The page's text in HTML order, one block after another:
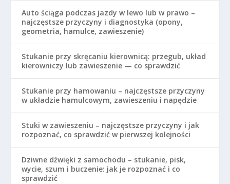
Auto ściąga podczas jazdy w lewo lub w prawo –
najczęstsze przyczyny i diagnostyka (opony,
geometria, hamulce, zawieszenie)
Stukanie przy skręcaniu kierownicą: przegub, układ
kierowniczy lub zawieszenie — co sprawdzić
Stukanie przy hamowaniu – najczęstsze przyczyny
w układzie hamulcowym, zawieszeniu i napędzie
Stuki w zawieszeniu – najczęstsze przyczyny i jak
rozpoznać, co sprawdzić w pierwszej kolejności
Dziwne dźwięki z samochodu – stukanie, pisk,
wycie, szum i buczenie: jak je rozpoznać i co
sprawdzić